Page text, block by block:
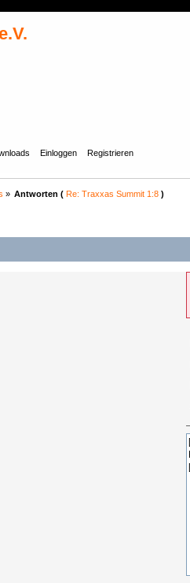
Einloggen Registrieren
» Antworten (Re: Traxxas Summit 1:8 )